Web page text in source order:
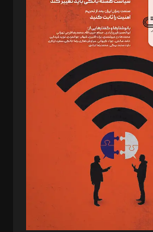
ایپکچی
یسنا امان‌پور، سروش کرمیان،
زهرا فکرانه، فائزه فتحی
مانی لطفی زاده
ثابت